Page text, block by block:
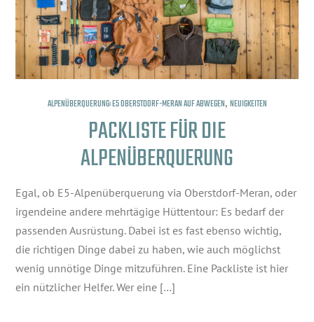
ALPENÜBERQUERUNG: E5 OBERSTDORF-MERAN AUF ABWEGEN, NEUIGKEITEN
PACKLISTE FÜR DIE
ALPENÜBERQUERUNG
Egal, ob E5-Alpenüberquerung via Oberstdorf-Meran, oder
irgendeine andere mehrtägige Hüttentour: Es bedarf der
passenden Ausrüstung. Dabei ist es fast ebenso wichtig,
die richtigen Dinge dabei zu haben, wie auch möglichst
wenig unnötige Dinge mitzuführen. Eine Packliste ist hier
ein nützlicher Helfer. Wer eine […]